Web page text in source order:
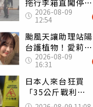
拖行李箱直闖停機
坪「揮手攔機」
荒謬影片曝網傻眼
2026-08-09
12:54
颱風天讓助理站陽
台護植物！愛莉莎
莎挨轟 笑回：他
不會被吹出去
2026-08-09
16:31
日本人來台狂買
「35公斤戰利
品」 連拜拜用紅